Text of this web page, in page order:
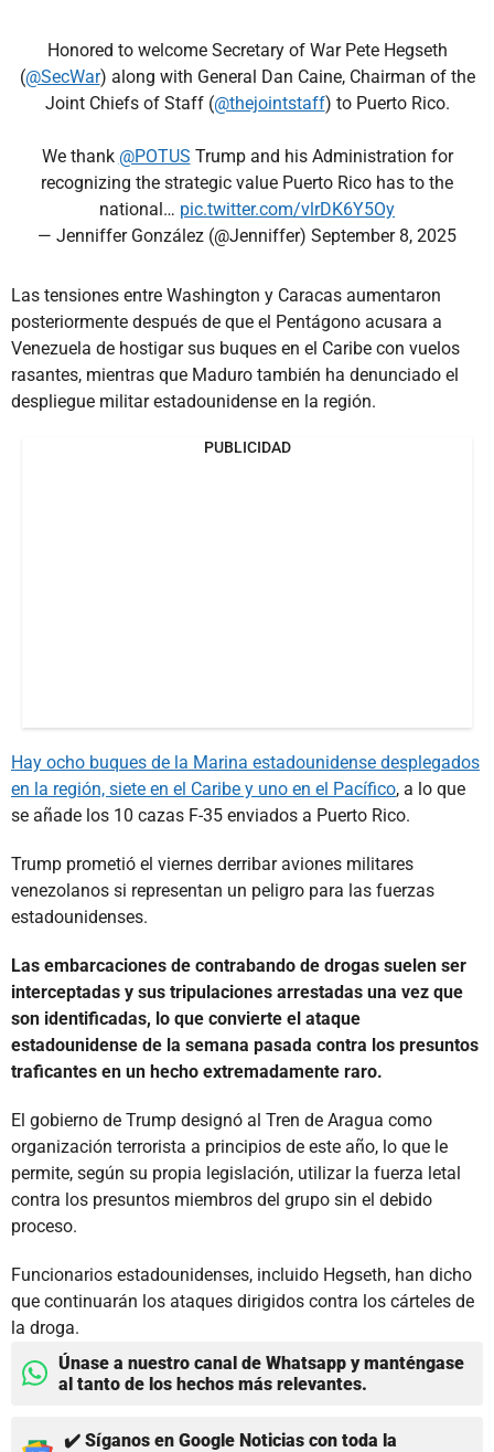
Honored to welcome Secretary of War Pete Hegseth
(@SecWar) along with General Dan Caine, Chairman of the
Joint Chiefs of Staff (@thejointstaff) to Puerto Rico.
We thank @POTUS Trump and his Administration for
recognizing the strategic value Puerto Rico has to the
national… pic.twitter.com/vlrDK6Y5Oy
— Jenniffer González (@Jenniffer) September 8, 2025
Las tensiones entre Washington y Caracas aumentaron
posteriormente después de que el Pentágono acusara a
Venezuela de hostigar sus buques en el Caribe con vuelos
rasantes, mientras que Maduro también ha denunciado el
despliegue militar estadounidense en la región.
PUBLICIDAD
Hay ocho buques de la Marina estadounidense desplegados
en la región, siete en el Caribe y uno en el Pacífico, a lo que
se añade los 10 cazas F-35 enviados a Puerto Rico.
Trump prometió el viernes derribar aviones militares
venezolanos si representan un peligro para las fuerzas
estadounidenses.
Las embarcaciones de contrabando de drogas suelen ser
interceptadas y sus tripulaciones arrestadas una vez que
son identificadas, lo que convierte el ataque
estadounidense de la semana pasada contra los presuntos
traficantes en un hecho extremadamente raro.
El gobierno de Trump designó al Tren de Aragua como
organización terrorista a principios de este año, lo que le
permite, según su propia legislación, utilizar la fuerza letal
contra los presuntos miembros del grupo sin el debido
proceso.
Funcionarios estadounidenses, incluido Hegseth, han dicho
que continuarán los ataques dirigidos contra los cárteles de
la droga.
Únase a nuestro canal de Whatsapp y manténgase
al tanto de los hechos más relevantes.
✔️ Síganos en Google Noticias con toda la